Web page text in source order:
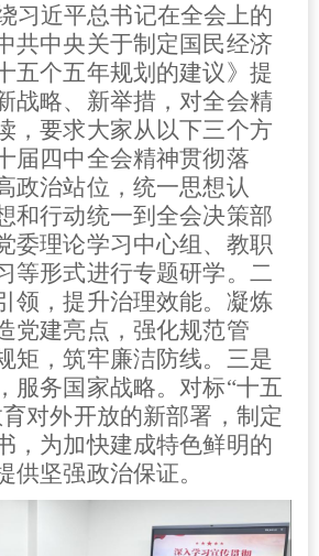
习近平总书记在全会上的
共中央关于制定国民经济
五个五年规划的建议》提
战略、新举措，对全会精
，要求大家从以下三个方
届四中全会精神贯彻落
政治站位，统一思想认
和行动统一到全会决策部
委理论学习中心组、教职
等形式进行专题研学。二
领，提升治理效能。凝炼
党建亮点，强化规范管
矩，筑牢廉洁防线。三是
服务国家战略。对标“十五
对外开放的新部署，制定
，为加快建成特色鲜明的
供坚强政治保证。